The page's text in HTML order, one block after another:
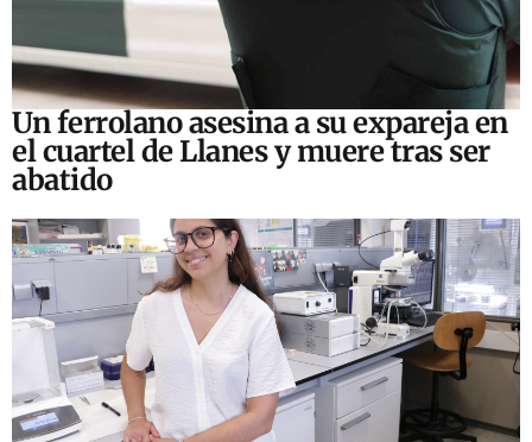
Un ferrolano asesina a su expareja en
el cuartel de Llanes y muere tras ser
abatido